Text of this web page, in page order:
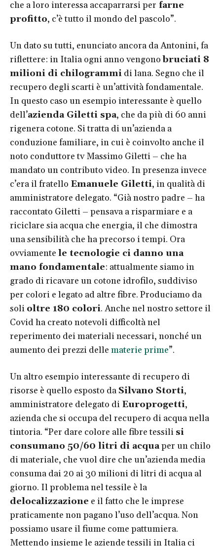
che a loro interessa accaparrarsi per farne
profitto, c’è tutto il mondo del pascolo”.
Un dato su tutti, enunciato ancora da Antonini, fa
riflettere: in Italia ogni anno vengonobruciati 8
milioni di chilogrammi di lana. Segno che il
recupero degli scarti è un’attività fondamentale.
In questo caso un esempio interessante è quello
dell’azienda Giletti spa, che da più di 60 anni
rigenera cotone. Si tratta di un’azienda a
conduzione familiare, in cui è coinvolto anche il
noto conduttore tv Massimo Giletti – che ha
mandato un contributo video. In presenza invece
c’era il fratello Emanuele Giletti, in qualità di
amministratore delegato. “Già nostro padre – ha
raccontato Giletti – pensava a risparmiare e a
riciclare sia acqua che energia, il che dimostra
una sensibilità che ha precorso i tempi. Ora
ovviamente le tecnologie ci danno una
mano fondamentale: attualmente siamo in
grado di ricavare un cotone idrofilo, suddiviso
per colori e legato ad altre fibre. Produciamo da
soli oltre 180 colori. Anche nel nostro settore il
Covid ha creato notevoli difficoltà nel
reperimento dei materiali necessari, nonché un
aumento dei prezzi delle materie prime”.
Un altro esempio interessante di recupero di
risorse è quello esposto da Silvano Storti,
amministratore delegato di Europrogetti,
azienda che si occupa del recupero di acqua nella
tintoria. “Per dare colore alle fibre tessili si
consumano 50/60 litri di acquaper un chilo
di materiale, che vuol dire che un’azienda media
consuma dai 20 ai 30 milioni di litri di acqua al
giorno. Il problema nel tessile è la
delocalizzazione e il fatto che le imprese
praticamente non pagano l’uso dell’acqua. Non
possiamo usare il fiume come pattumiera.
Mettendo insieme le aziende tessili in Italia ci